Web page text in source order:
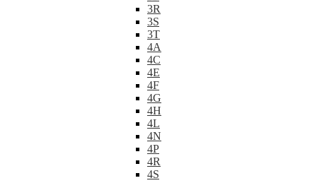
3R
3S
3T
4A
4C
4E
4F
4G
4H
4L
4N
4P
4R
4S